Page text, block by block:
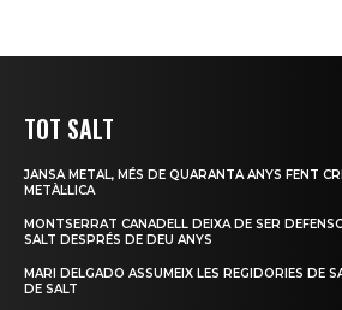
TOT SALT
JANSA METAL, MÉS DE QUARANTA ANYS FENT
METÀL·LICA
MONTSERRAT CANADELL DEIXA DE SER
SALT DESPRÉS DE DEU ANYS
MARI DELGADO ASSUMEIX LES REGIDORIES DE
DE SALT